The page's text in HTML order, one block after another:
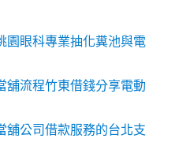
園眼科專業抽化糞池與電
舖流程竹東借錢分享電動
舖公司借款服務的台北支